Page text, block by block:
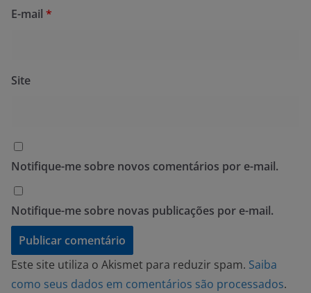
E-mail *
Site
Notifique-me sobre novos comentários por e-mail.
Notifique-me sobre novas publicações por e-mail.
Este site utiliza o Akismet para reduzir spam. Saiba
como seus dados em comentários são processados.